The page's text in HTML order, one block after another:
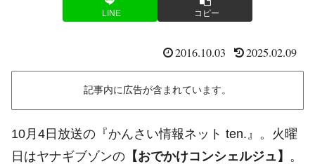
LINE コピー
2016.10.03 2025.02.09
記事内に広告が含まれています。
10月4日放送の『かんさい情報ネット ten.』。火曜
日はヤナギブゾンの 【おでかけコンシェルジュ】 。